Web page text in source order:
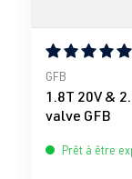
Note
GFB
1.8T 20V &
valve GFB
Prêt à être